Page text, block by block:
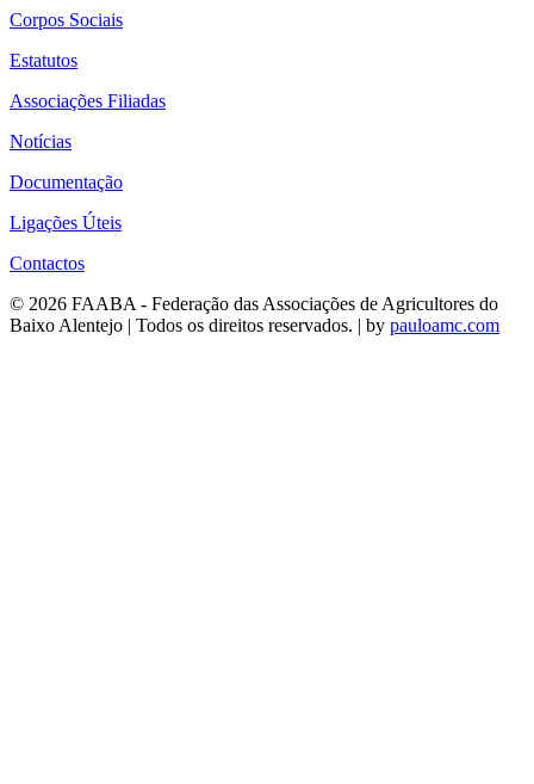
Corpos Sociais
Estatutos
Associações Filiadas
Notícias
Documentação
Ligações Úteis
Contactos
© 2026 FAABA - Federação das Associações de Agricultores do
Baixo Alentejo | Todos os direitos reservados. | by pauloamc.com